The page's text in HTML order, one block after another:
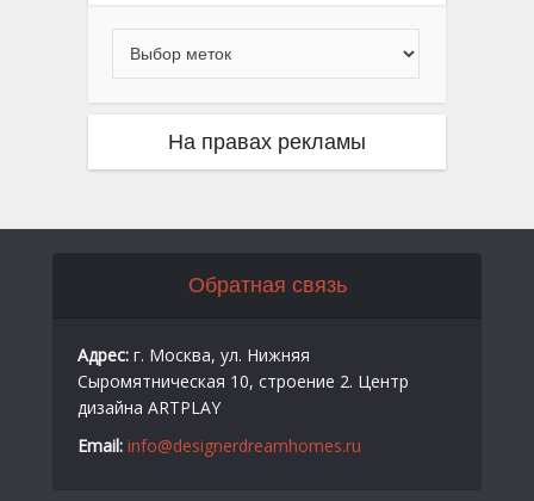
На правах рекламы
Обратная связь
Адрес: г. Москва, ул. Нижняя
Сыромятническая 10, строение 2. Центр
дизайна ARTPLAY
Email: info@designerdreamhomes.ru